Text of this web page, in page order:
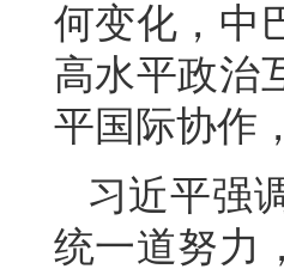
何变化，中
高水平政治
平国际协作
习近平强
统一道努力